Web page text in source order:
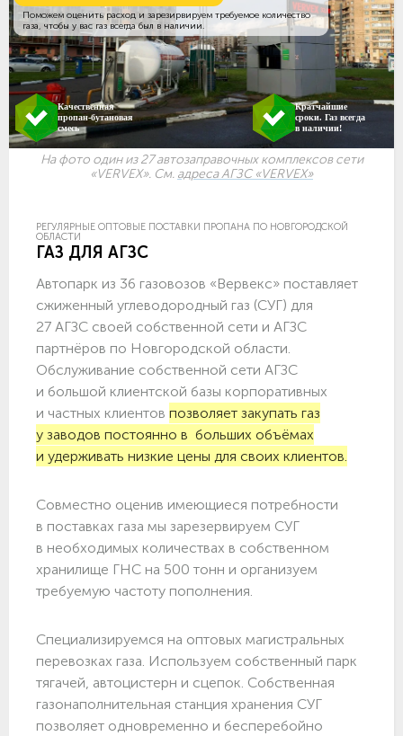
Поможем оценить расход и зарезирвируем требуемое количество
газа, чтобы у вас газ всегда был в наличии.
Качественная
пропан-бутановая
смесь
Кратчайшие
сроки. Газ всегда
в наличии!
На фото один из 27 автозаправочных комплексов сети
«VERVEX». См. адреса АГЗС «VERVEX»
РЕГУЛЯРНЫЕ ОПТОВЫЕ ПОСТАВКИ ПРОПАНА ПО НОВГОРОДСКОЙ
ОБЛАСТИ
ГАЗ ДЛЯ АГЗС
Автопарк из 36 газовозов «Вервекс» поставляет
сжиженный углеводородный газ (СУГ) для
27 АГЗС своей собственной сети и АГЗС
партнёров по Новгородской области.
Обслуживание собственной сети АГЗС
и большой клиентской базы корпоративных
и частных клиентов позволяет закупать газ
у заводов постоянно в больших объёмах
и удерживать низкие цены для своих клиентов.
Совместно оценив имеющиеся потребности
в поставках газа мы зарезервируем СУГ
в необходимых количествах в собственном
хранилище ГНС на 500 тонн и организуем
требуемую частоту пополнения.
Специализируемся на оптовых магистральных
перевозках газа. Используем собственный парк
тягачей, автоцистерн и сцепок. Собственная
газонаполнительная станция хранения СУГ
позволяет одновременно и бесперебойно